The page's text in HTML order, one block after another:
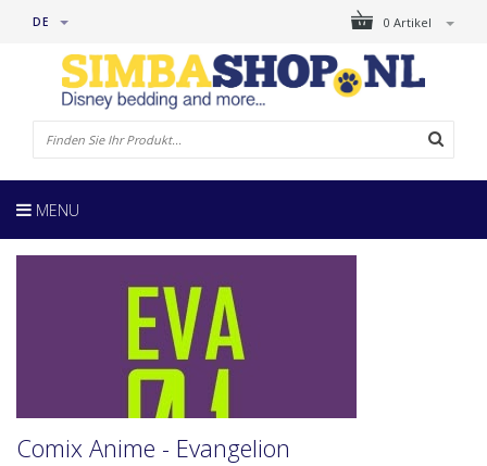
0 Artikel
DE
MENU
Comix Anime - Evangelion